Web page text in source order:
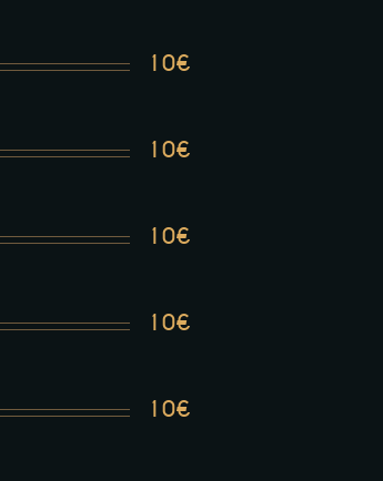
10€
10€
10€
10€
10€